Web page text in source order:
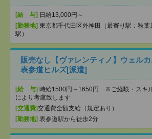
[給 与] 日給13,000円～
[勤務地] 東京都千代田区外神田（最寄り駅：秋葉
駅）
販売なし【ヴァレンティノ】ウェル
表参道ヒルズ[派遣]
[給 与] 時給1500円～1650円 ※ご経験・スキ
により考慮致します
[交通費]交通費全額支給（規定あり）
[勤務地] 表参道駅から徒歩2分